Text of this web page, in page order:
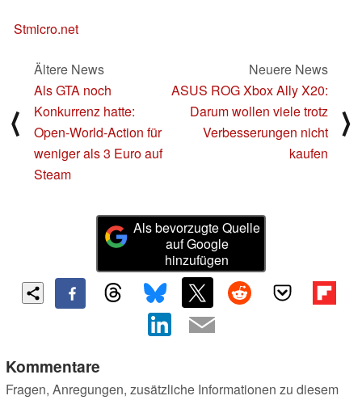
Stmicro.net
⟨
Ältere News
Als GTA noch
Konkurrenz hatte:
Open-World-Action für
weniger als 3 Euro auf
Steam
Neuere News
ASUS ROG Xbox Ally X20:
Darum wollen viele trotz
Verbesserungen nicht
kaufen
⟩
Als bevorzugte Quelle
auf Google
hinzufügen
Kommentare
Fragen, Anregungen, zusätzliche Informationen zu diesem